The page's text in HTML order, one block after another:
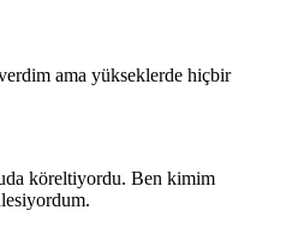
ama yükseklerde hiçbir
köreltiyordu. Ben kimim